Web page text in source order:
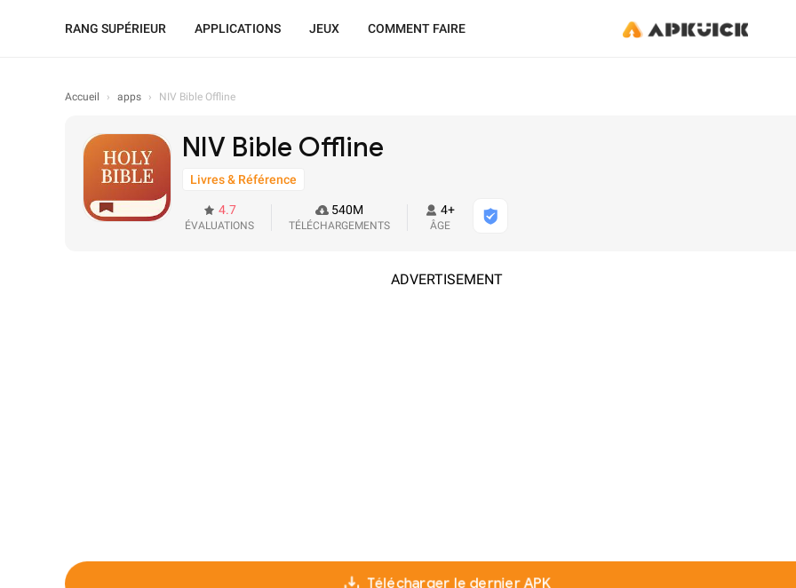
RANG SUPÉRIEUR APPLICATIONS JEUX COMMENT FAIRE
Accueil › apps › NIV Bible Offline
NIV Bible Offline
Livres & Référence
4.7
ÉVALUATIONS
540M
TÉLÉCHARGEMENTS
4+
ÂGE
ADVERTISEMENT
Télécharger le dernier APK